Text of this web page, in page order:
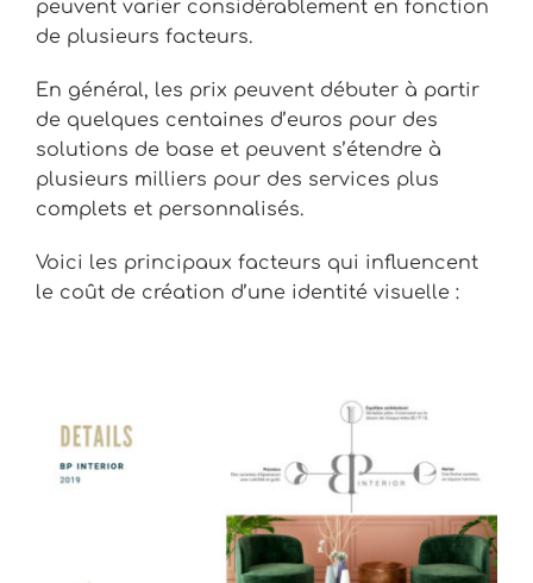
peuvent varier considérablement en fonction
de plusieurs facteurs.
En général, les prix peuvent débuter à partir
de quelques centaines d’euros pour des
solutions de base et peuvent s’étendre à
plusieurs milliers pour des services plus
complets et personnalisés.
Voici les principaux facteurs qui influencent
le coût de création d’une identité visuelle :